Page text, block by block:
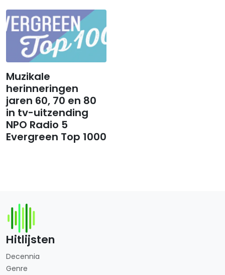
Muzikale
herinneringen
jaren 60, 70 en 80
in tv-uitzending
NPO Radio 5
Evergreen Top 1000
Hitlijsten
Decennia
Genre